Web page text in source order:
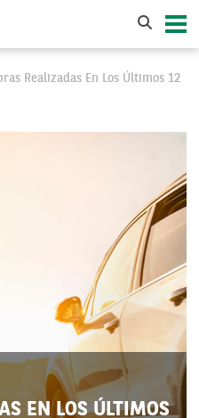
Realizadas En Los Últimos 12
EN LOS ÚLTIMOS